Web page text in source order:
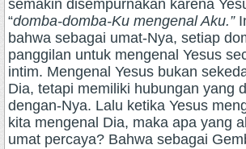
semakin disempurnakan karena
“domba-domba-Ku mengenal Aku.”
bahwa sebagai umat-Nya, setiap
panggilan untuk mengenal Yesus
intim. Mengenal Yesus bukan
Dia, tetapi memiliki hubungan yang
dengan-Nya. Lalu ketika Yesus
kita mengenal Dia, maka apa yang
umat percaya? Bahwa sebagai